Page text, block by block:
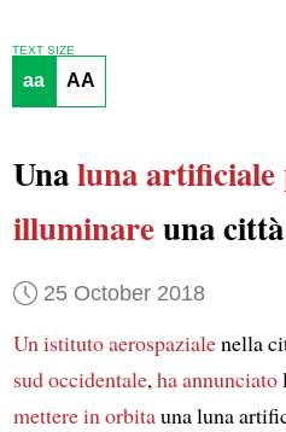
TEXT SIZE
aa AA
Unalunaartificiale
illuminareuna città
25 October 2018
Un istituto aerospazialenella
sud occidentale,ha annunciato
mettere in orbitauna luna